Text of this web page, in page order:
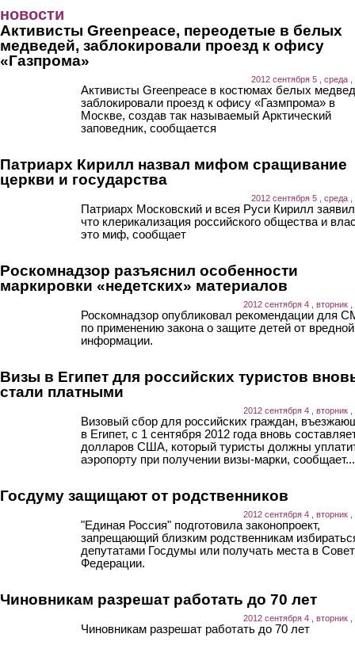
новости
Активисты Greenpeace, переодетые в белых
медведей, заблокировали проезд к офису
«Газпрома»
2012 сентября 5 , среда ,
Активисты Greenpeace в костюмах белых
заблокировали проезд к офису «Газмпрома» в
Москве, создав так называемый Арктический
заповедник, сообщается
Патриарх Кирилл назвал мифом сращивание
церкви и государства
2012 сентября 5 , среда ,
Патриарх Московский и всея Руси Кирилл
что клерикализация российского общества и
это миф, сообщает
Роскомнадзор разъяснил особенности
маркировки «недетских» материалов
2012 сентября 4 , вторник ,
Роскомнадзор опубликовал рекомендации для
по применению закона о защите детей от вредной
информации.
Визы в Египет для российских туристов
стали платными
2012 сентября 4 , вторник ,
Визовый сбор для российских граждан,
в Египет, с 1 сентября 2012 года вновь
долларов США, который туристы должны
аэропорту при получении визы-марки, сообщает...
Госдуму защищают от родственников
2012 сентября 4 , вторник ,
"Единая Россия" подготовила законопроект,
запрещающий близким родственникам
депутатами Госдумы или получать места в
Федерации.
Чиновникам разрешат работать до 70 лет
2012 сентября 4 , вторник ,
Чиновникам разрешат работать до 70 лет